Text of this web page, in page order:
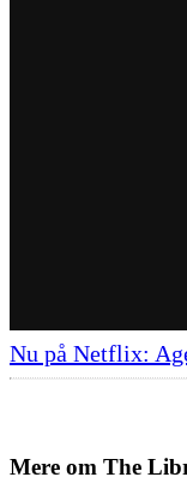
Nu på Netflix:
Mere om The